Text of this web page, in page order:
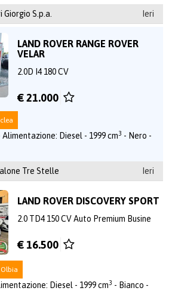
Giorgio S.p.a. Ieri
LAND ROVER RANGE ROVER
VELAR
2.0D I4 180 CV
€ 21.000
Diesel - 1999 cm3 - Nero -
Tre Stelle Ieri
LAND ROVER DISCOVERY SPORT
2.0 TD4 150 CV Auto Premium Busine
€ 16.500
Olbia
Diesel - 1999 cm3 - Bianco -